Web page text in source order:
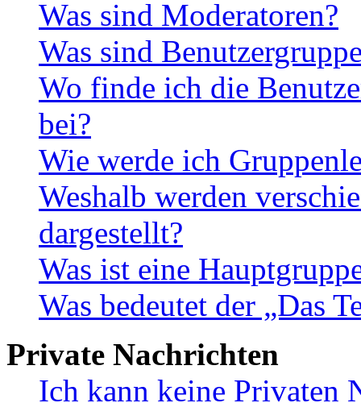
Was sind Moderatoren?
Was sind
Wo finde ich die
bei?
Wie werde ich
Weshalb werden
dargestellt?
Was ist eine
Was bedeutet der „Das
Private Nachrichten
Ich kann keine Privaten